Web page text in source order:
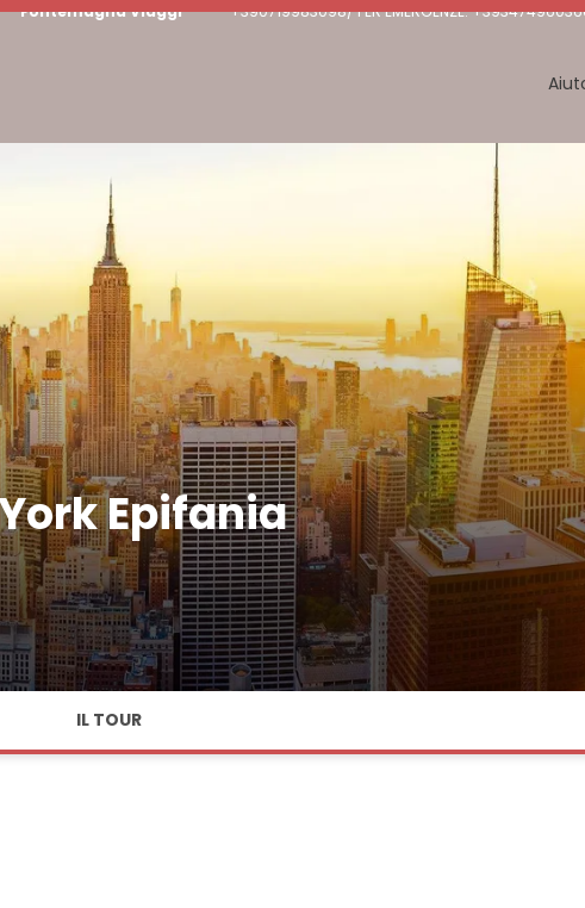
Fontemagna Viaggi +390719983098/ PER EMERGENZE:
York Epifania
IL TOUR